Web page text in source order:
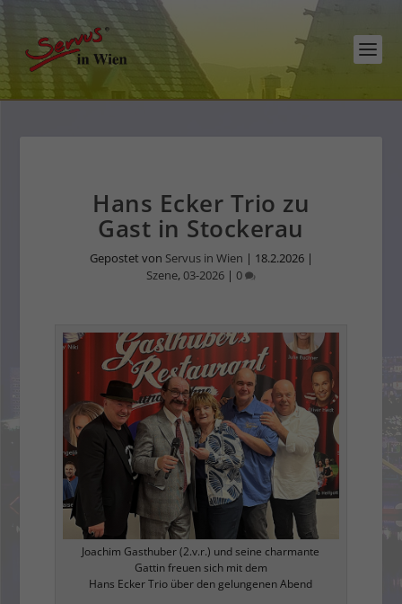
Hans Ecker Trio zu
Gast in Stockerau
Gepostet von Servus in Wien | 18.2.2026|
Szene,03-2026 | 0
Joachim Gasthuber (2.v.r.) und seine charmante
Gattin freuen sich mit dem
Hans Ecker Trio über den gelungenen Abend